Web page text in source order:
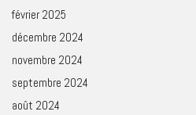
février 2025
décembre 2024
novembre 2024
septembre 2024
août 2024